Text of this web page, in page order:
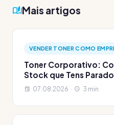
Mais artigos
VENDER TONER COMO
Toner Corporativo:
Stock que Tens Parado
07.08.2026 · 3 min